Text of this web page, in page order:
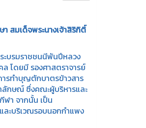
สมเด็จพระนางเจ้าสิริกิติ์
บรมราชชนนีพันปีหลวง
โดยมี รองศาสตราจารย์
รทำบุญตักบาตรข้าวสาร
ลักษณ์ ซึ่งคณะผู้บริหารและ
ฬา จากนั้น เป็น
ละบริเวณรอบนอกกำแพง